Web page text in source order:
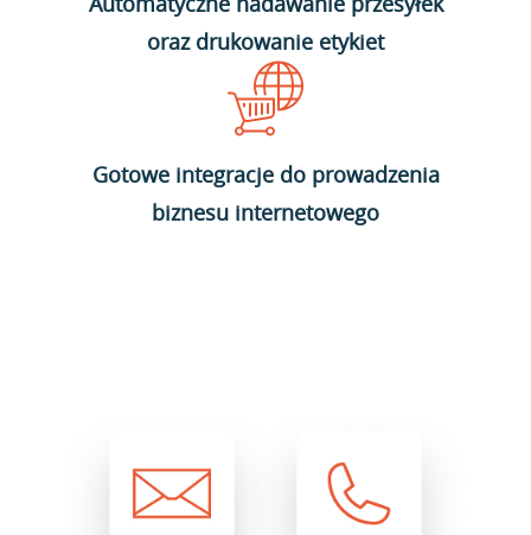
oraz drukowanie etykiet
Gotowe integracje do prowadzenia
biznesu internetowego